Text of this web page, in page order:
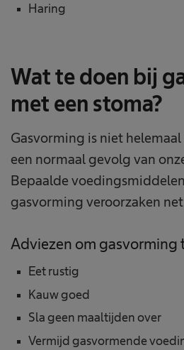
Haring
Wat te doen bij
met een stoma?
Gasvorming is niet
een normaal gevolg van
Bepaalde
gasvorming veroorzaken
Adviezen om gasvorming
Eet rustig
Kauw goed
Sla geen maaltijden over
Vermijd gasvormende